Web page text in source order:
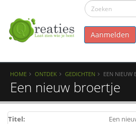
Aanmelden
HOME ONTDEK GEDICHTEN EEN NIEUW
Een nieuw broertje
Titel:
Een